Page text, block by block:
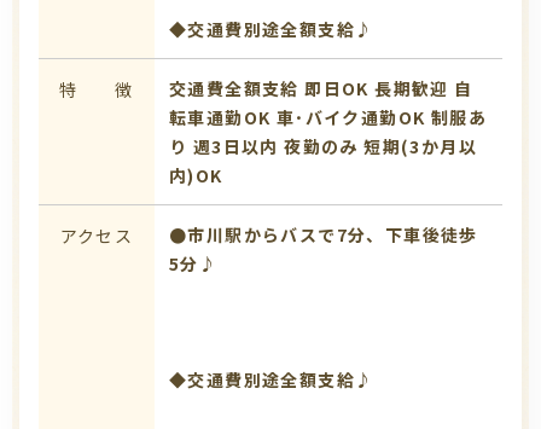
◆交通費別途全額支給♪
特 徴 交通費全額支給 即日OK 長期歓迎 自
転車通勤OK 車･バイク通勤OK 制服あ
り 週3日以内 夜勤のみ 短期(3か月以
内)OK
アクセス
●市川駅からバスで7分、下車後徒歩
5分♪
◆交通費別途全額支給♪